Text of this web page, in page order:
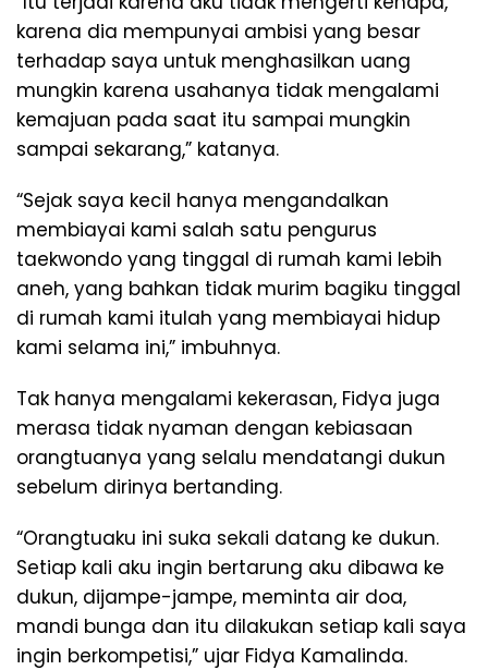
karena dia mempunyai ambisi yang besar
terhadap saya untuk menghasilkan uang
mungkin karena usahanya tidak mengalami
kemajuan pada saat itu sampai mungkin
sampai sekarang,” katanya.
“Sejak saya kecil hanya mengandalkan
membiayai kami salah satu pengurus
taekwondo yang tinggal di rumah kami lebih
aneh, yang bahkan tidak murim bagiku tinggal
di rumah kami itulah yang membiayai hidup
kami selama ini,” imbuhnya.
Tak hanya mengalami kekerasan, Fidya juga
merasa tidak nyaman dengan kebiasaan
orangtuanya yang selalu mendatangi dukun
sebelum dirinya bertanding.
“Orangtuaku ini suka sekali datang ke dukun.
Setiap kali aku ingin bertarung aku dibawa ke
dukun, dijampe-jampe, meminta air doa,
mandi bunga dan itu dilakukan setiap kali saya
ingin berkompetisi,” ujar Fidya Kamalinda.